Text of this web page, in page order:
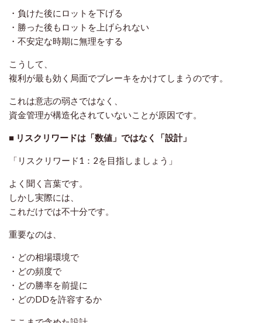
・負けた後にロットを下げる
・勝った後もロットを上げられない
・不安定な時期に無理をする
こうして、
複利が最も効く局面でブレーキをかけてしまう のです。
これは意志の弱さではなく、
資金管理が構造化されていないことが原因です。
■ リスクリワードは「数値」ではなく「設計」
「リスクリワード1：2を目指しましょう」
よく聞く言葉です。
しかし実際には、
これだけでは不十分です。
重要なのは、
・どの相場環境で
・どの頻度で
・どの勝率を前提に
・どのDDを許容するか